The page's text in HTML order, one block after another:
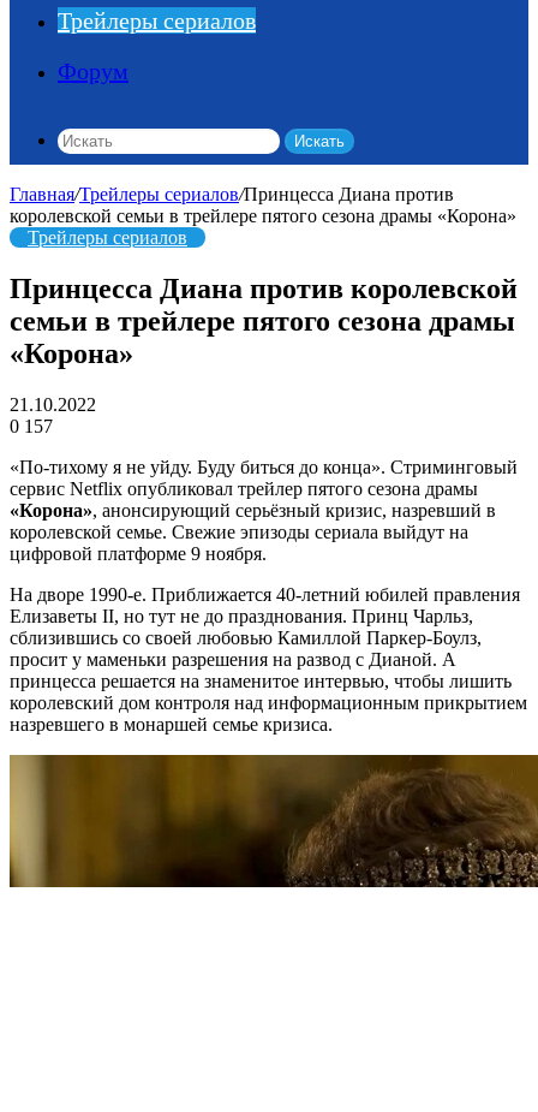
Трейлеры сериалов
Форум
Искать
Главная/Трейлеры сериалов/Принцесса Диана против
королевской семьи в трейлере пятого сезона драмы «Корона»
Трейлеры сериалов
Принцесса Диана против королевской
семьи в трейлере пятого сезона драмы
«Корона»
21.10.2022
0 157
«По-тихому я не уйду. Буду биться до конца». Стриминговый
сервис Netflix опубликовал трейлер пятого сезона драмы
«Корона», анонсирующий серьёзный кризис, назревший в
королевской семье. Свежие эпизоды сериала выйдут на
цифровой платформе 9 ноября.
На дворе 1990-е. Приближается 40-летний юбилей правления
Елизаветы II, но тут не до празднования. Принц Чарльз,
сблизившись со своей любовью Камиллой Паркер-Боулз,
просит у маменьки разрешения на развод с Дианой. А
принцесса решается на знаменитое интервью, чтобы лишить
королевский дом контроля над информационным прикрытием
назревшего в монаршей семье кризиса.